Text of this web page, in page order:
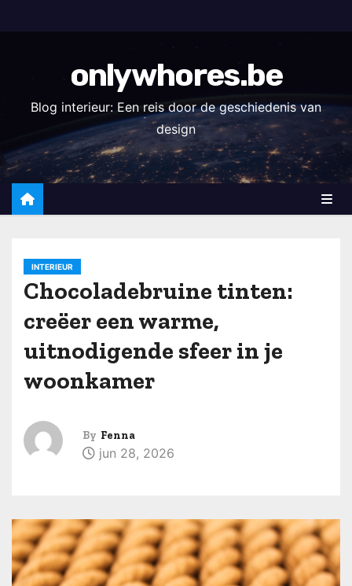
o
onlywhores.be
Blog interieur: Een reis door de geschiedenis van
design
INTERIEUR
Chocoladebruine tinten:
creëer een warme,
uitnodigende sfeer in je
woonkamer
By Fenna
jun 28, 2026